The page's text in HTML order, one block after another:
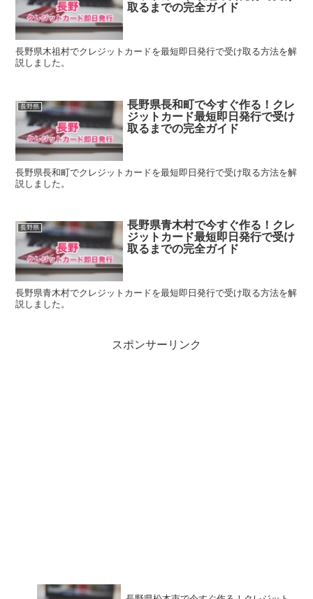
取るまでの完全ガイド
長野県木祖村でクレジットカードを最短即日発行で受け取る方法を解
説しました。
長野県
長野県長和町で今すぐ作る！クレ
ジットカード最短即日発行で受け
取るまでの完全ガイド
長野県長和町でクレジットカードを最短即日発行で受け取る方法を解
説しました。
長野県
長野県青木村で今すぐ作る！クレ
ジットカード最短即日発行で受け
取るまでの完全ガイド
長野県青木村でクレジットカードを最短即日発行で受け取る方法を解
説しました。
スポンサーリンク